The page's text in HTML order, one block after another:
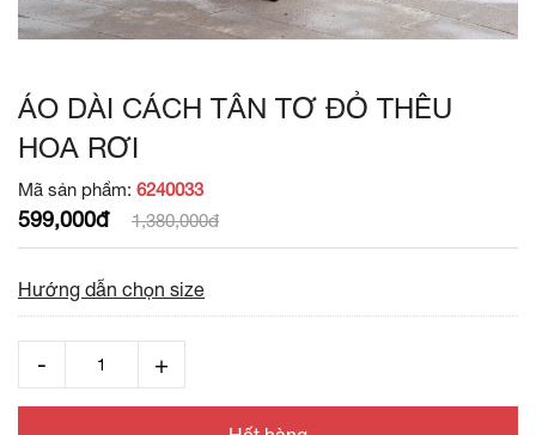
ÁO DÀI CÁCH TÂN TƠ ĐỎ THÊU
HOA RƠI
Mã sản phẩm: 6240033
599,000đ 1,380,000đ
Hướng dẫn chọn size